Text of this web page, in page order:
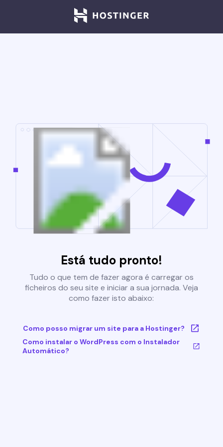
Está tudo pronto!
Tudo o que tem de fazer agora é carregar os
ficheiros do seu site e iniciar a sua jornada. Veja
como fazer isto abaixo:
Como posso migrar um site para a Hostinger?
Como instalar o WordPress com o Instalador
Automático?